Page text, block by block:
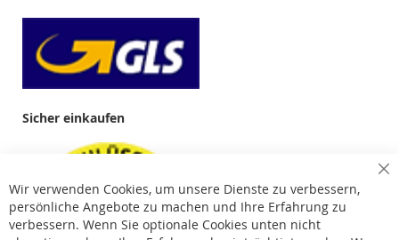
Sicher einkaufen
Wir verwenden Cookies, um unsere Dienste zu verbessern,
persönliche Angebote zu machen und Ihre Erfahrung zu
verbessern. Wenn Sie optionale Cookies unten nicht